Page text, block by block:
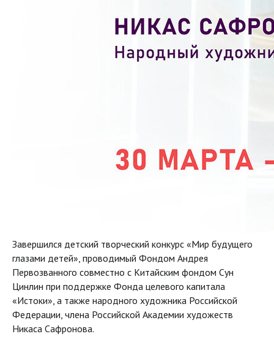
Завершился детский творческий конкурс «Мир будущего
глазами детей», проводимый Фондом Андрея
Первозванного совместно с Китайским фондом Сун
Цинлин при поддержке Фонда целевого капитала
«Истоки», а также народного художника Российской
Федерации, члена Российской Академии художеств
Никаса Сафронова.